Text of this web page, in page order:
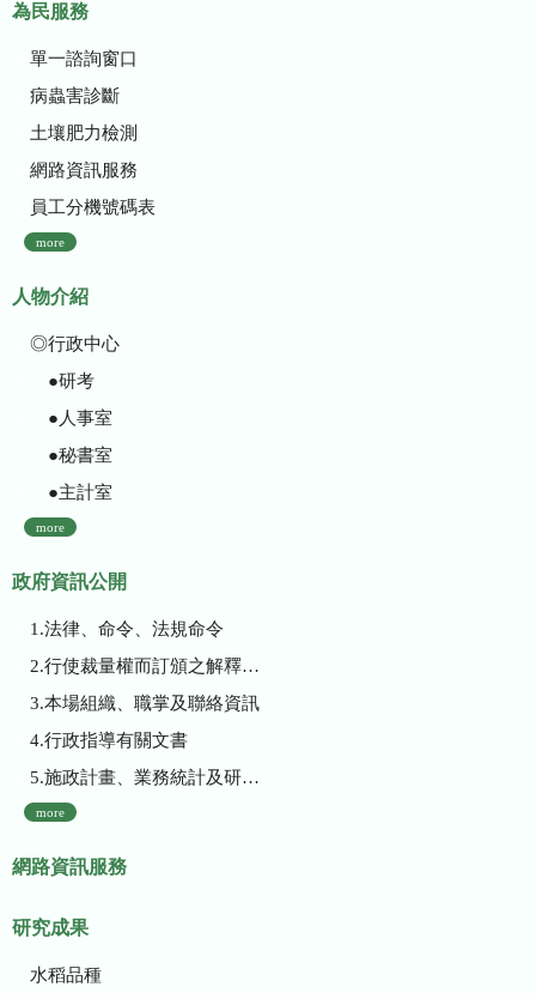
為民服務
單一諮詢窗口
病蟲害診斷
土壤肥力檢測
網路資訊服務
員工分機號碼表
more
人物介紹
◎行政中心
●研考
●人事室
●秘書室
●主計室
more
政府資訊公開
1.法律、命令、法規命令
2.行使裁量權而訂頒之解釋性規定及裁量基準
3.本場組織、職掌及聯絡資訊
4.行政指導有關文書
5.施政計畫、業務統計及研究報告
more
網路資訊服務
研究成果
水稻品種